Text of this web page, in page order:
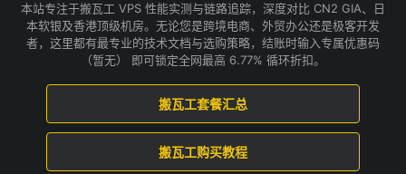
本站专注于搬瓦工 VPS 性能实测与链路追踪，深度对比 CN2 GIA、日
本软银及香港顶级机房。无论您是跨境电商、外贸办公还是极客开发
者，这里都有最专业的技术文档与选购策略，结账时输入专属优惠码
（暂无） 即可锁定全网最高 6.77% 循环折扣。
搬瓦工套餐汇总
搬瓦工购买教程